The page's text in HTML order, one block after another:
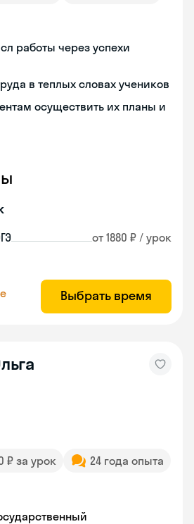
работы через успехи
в теплых словах учеников
осуществить их планы и
от 1880 ₽ / урок
Выбрать время
₽ за урок
24 года опыта